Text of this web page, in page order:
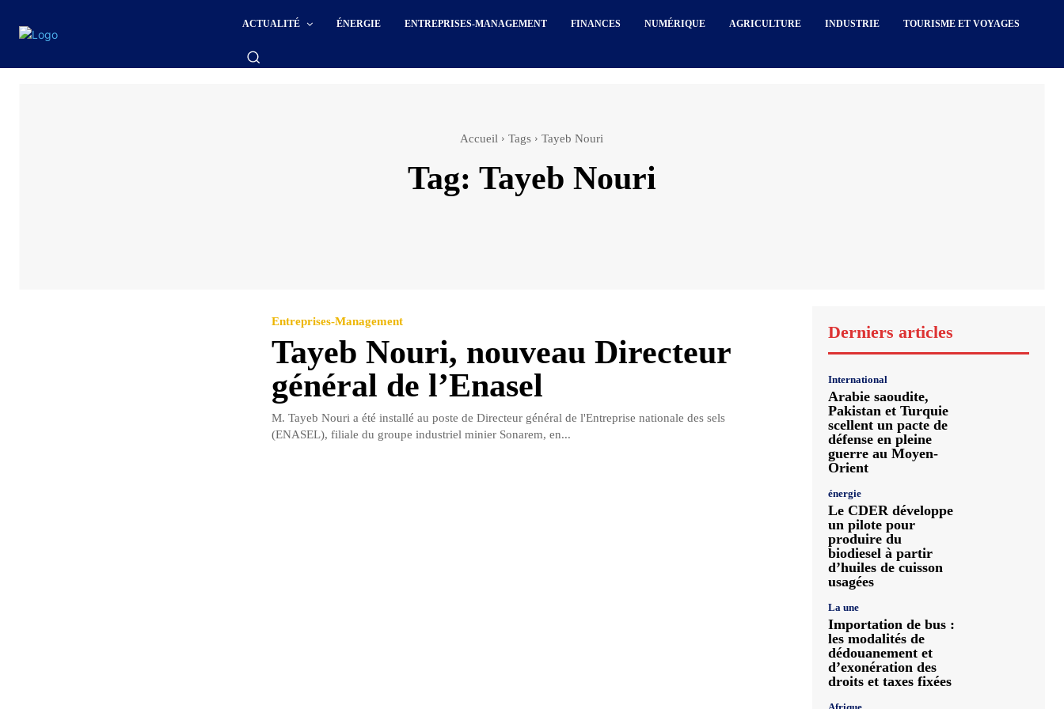
ACTUALITÉ ÉNERGIE ENTREPRISES-MANAGEMENT FINANCES NUMÉRIQUE AGRICULTURE INDUSTRIE TOURISME ET VOYAGES
Accueil Tags Tayeb Nouri
Tag: Tayeb Nouri
Entreprises-Management
Tayeb Nouri, nouveau Directeur
général de l’Enasel
M. Tayeb Nouri a été installé au poste de Directeur général de l'Entreprise nationale des sels
(ENASEL), filiale du groupe industriel minier Sonarem, en...
Derniers articles
International
Arabie saoudite,
Pakistan et Turquie
scellent un pacte de
défense en pleine
guerre au Moyen-
Orient
énergie
Le CDER développe
un pilote pour
produire du
biodiesel à partir
d’huiles de cuisson
usagées
La une
Importation de bus :
les modalités de
dédouanement et
d’exonération des
droits et taxes fixées